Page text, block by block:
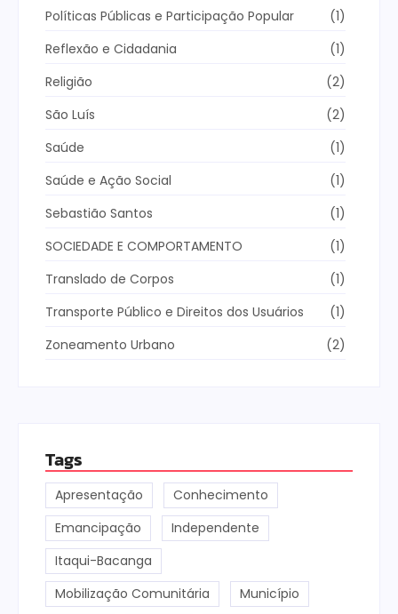
Políticas Públicas e Participação Popular
(1)
Reflexão e Cidadania
(1)
Religião
(2)
São Luís
(2)
Saúde
(1)
Saúde e Ação Social
(1)
Sebastião Santos
(1)
SOCIEDADE E COMPORTAMENTO
(1)
Translado de Corpos
(1)
Transporte Público e Direitos dos Usuários
(1)
Zoneamento Urbano
(2)
Tags
Apresentação
Conhecimento
Emancipação
Independente
Itaqui-Bacanga
Mobilização Comunitária
Município